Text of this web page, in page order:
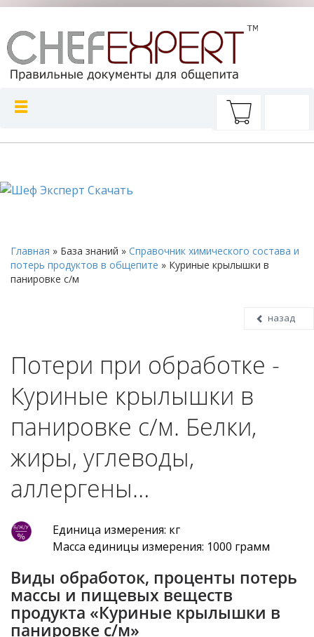
Главная » База знаний » Справочник химического состава и
потерь продуктов в общепите » Куриные крылышки в
панировке с/м
назад
Потери при обработке -
Куриные крылышки в
панировке с/м. Белки,
жиры, углеводы,
аллергены…
Единица измерения: кг
Масса единицы измерения: 1000 грамм
Виды обработок, проценты потерь
массы и пищевых веществ
продукта «Куриные крылышки в
панировке с/м»